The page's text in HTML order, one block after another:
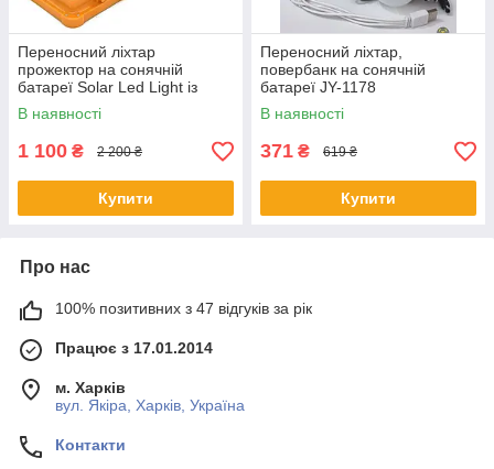
Переносний ліхтар
прожектор на сонячній
батареї Solar Led Light із
функцією power bank
В наявності
1 100 ₴ 2 200 ₴
Купити
Переносний ліхтар,
повербанк на сонячній
батареї JY-1178
В наявності
371 ₴ 619 ₴
Купити
Про нас
100% позитивних з 47 відгуків за рік
Працює з 17.01.2014
м. Харків
вул. Якіра, Харків, Україна
Контакти